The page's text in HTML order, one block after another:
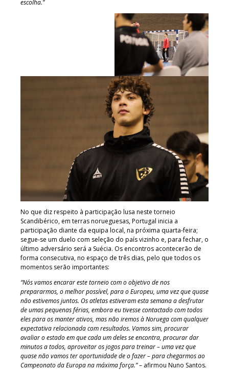
escolha.”
No que diz respeito à participação lusa neste torneio
Scandibérico, em terras norueguesas, Portugal inicia a
participação diante da equipa local, na próxima quarta-feira;
segue-se um duelo com seleção do país vizinho e, para fechar, o
último adversário será a Suécia. Os encontros acontecerão de
forma consecutiva, no espaço de três dias, pelo que todos os
momentos serão importantes:
“Nós vamos encarar este torneio com o objetivo de nos
prepararmos, o melhor possível, para o Europeu, uma vez que quase
não estivemos juntos. Os atletas estiveram esta semana a desfrutar
de umas pequenas férias, embora eu tivesse contactado com todos
eles para os manter ativos, mas não iremos à Noruega com qualquer
expectativa relacionada com resultados. Vamos sim, procurar
avaliar o estado em que cada um deles se encontra, procurar dar
minutos a todos, aproveitar os jogos para treinar – uma vez que
quase não vamos ter oportunidade de o fazer – para chegarmos ao
Campeonato da Europa na máxima força.”– afirmou Nuno Santos.